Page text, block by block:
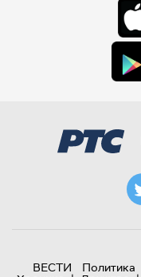
ВЕСТИ Политика